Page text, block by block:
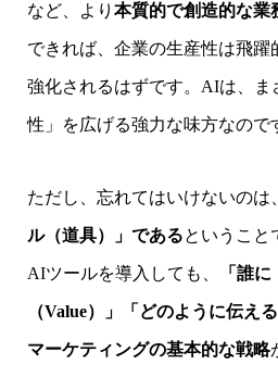
など、より 本質的で創造的な業
できれば、企業の生産性は飛躍
強化されるはずです。AIは、ま
性」を広げる強力な味方なので
ただし、忘れてはいけないのは、
ル（道具）」であるということ
AIツールを導入しても、 「誰
（Value）」「どのように伝え
マーケティングの基本的な戦略